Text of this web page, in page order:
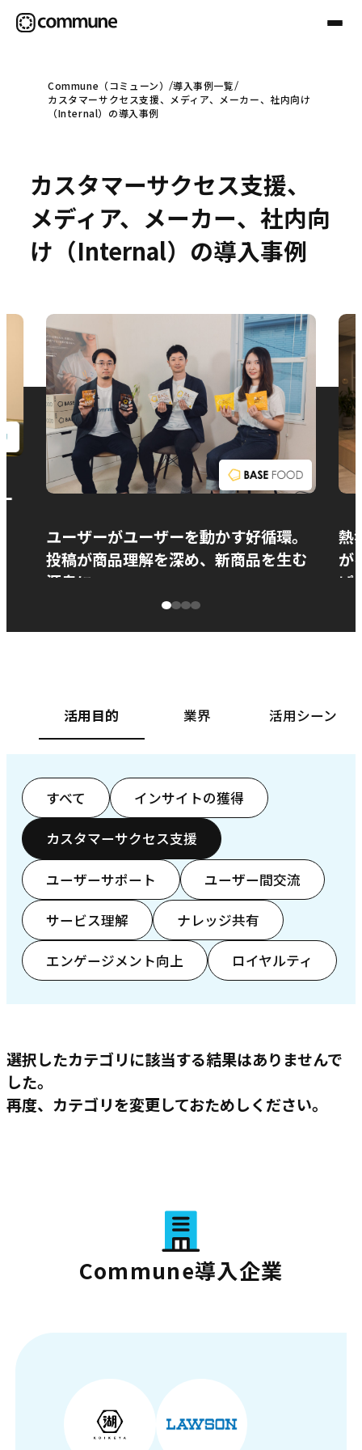
Communeについて
事例
お役立ち情報
お問い合わせ
Commune（コミューン）
導入事例一覧
カスタマーサクセス支援、メディア、メーカー、社内向け
（Internal）の導入事例
カスタマーサクセス支援、
メディア、メーカー、社内向
け（Internal）の導入事例
ユーザーがユーザーを動かす好循環。
投稿が商品理解を深め、新商品を生む
源泉に
熱
が
ぱ
活用目的 業界 活用シーン
すべて インサイトの獲得
カスタマーサクセス支援
ユーザーサポート ユーザー間交流
サービス理解 ナレッジ共有
エンゲージメント向上 ロイヤルティ
選択したカテゴリに該当する結果はありませんで
した。
再度、カテゴリを変更しておためしください。
Commune導入企業